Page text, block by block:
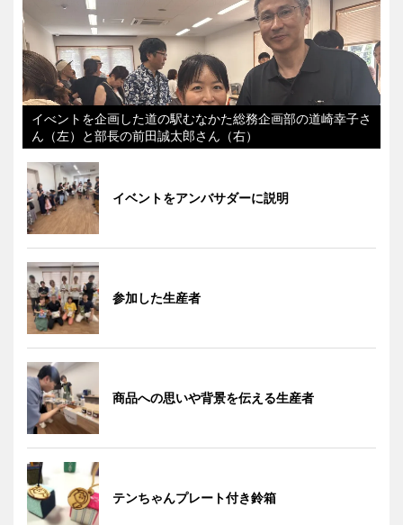
イべントを企画した道の駅むなかた総務企画部の道崎幸子さ
ん（左）と部長の前田誠太郎さん（右）
イベントをアンバサダーに説明
参加した生産者
商品への思いや背景を伝える生産者
テンちゃんプレート付き鈴箱